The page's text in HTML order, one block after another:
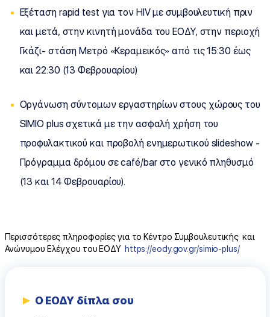
Εξέταση rapid test για τον HIV με συμβουλευτική πριν
και μετά, στην κινητή μονάδα του ΕΟΔΥ, στην περιοχή
Γκάζι- στάση Μετρό «Κεραμεικός» από τις 15:30 έως
και 22:30 (13 Φεβρουαρίου)
Οργάνωση σύντομων εργαστηρίων στους χώρους του
SIMIO plus σχετικά με την ασφαλή χρήση του
προφυλακτικού και προβολή ενημερωτικού slideshow -
Πρόγραμμα δρόμου σε café/bar στο γενικό πληθυσμό
(13 και 14 Φεβρουαρίου).
Περισσότερες πληροφορίες για το Κέντρο Συμβουλευτικής και
Ανώνυμου Ελέγχου του ΕΟΔΥ https://eody.gov.gr/simio-plus/
Ο ΕΟΔΥ δίπλα σου